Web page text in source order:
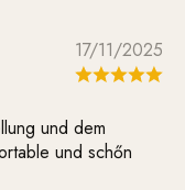
17/11/2025
und dem
und schőn